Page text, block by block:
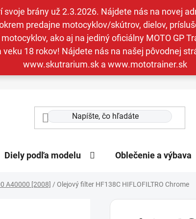
brány už 2.3.2026. Nájdete nás na novej
predajne motocyklov/skútrov, dielov,
ako aj na jediný oficiálny MOTO GP
18 rokov! Nájdete nás na našej pôvodnej
www.skutrarium.sk a www.mototrainer.sk
Diely podľa modelu Oblečenie a výbava
A40000 [2008] / Olejový filter HF138C HIFLOFILTRO Chrome